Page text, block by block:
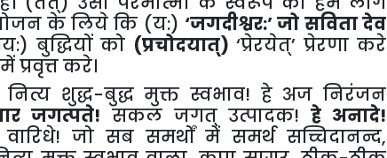
के लिये कि (य:) ‘जगदीश्वर:’ जो सविता देव
बुद्धियों को (प्रचोदयात्) ‘प्रेरयेत्’ प्रेरणा करे
करे।
नित्य शुद्ध-बुद्ध मुक्त स्वभाव! हे अज निरंजन
जगत्पते! सकल जगत् उत्पादक!हे अनादे!
जो सब समर्थों में समर्थ सच्चिदानन्द,